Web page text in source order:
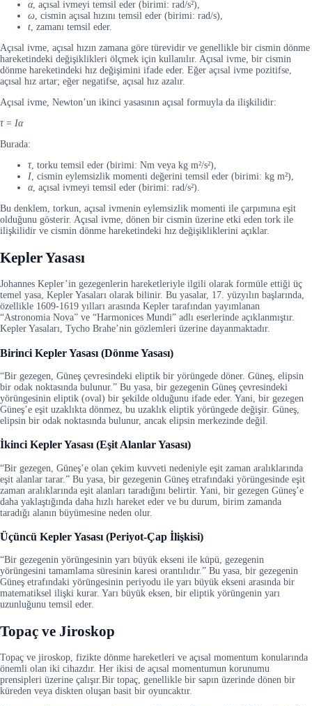
α, açısal ivmeyi temsil eder (birimi: rad/s²),
ω, cismin açısal hızını temsil eder (birimi: rad/s),
t, zamanı temsil eder.
Açısal ivme, açısal hızın zamana göre türevidir ve genellikle bir cismin dönme
hareketindeki değişiklikleri ölçmek için kullanılır. Açısal ivme, bir cismin
dönme hareketindeki hız değişimini ifade eder. Eğer açısal ivme pozitifse,
açısal hız artar; eğer negatifse, açısal hız azalır.
Açısal ivme, Newton’un ikinci yasasının açısal formuyla da ilişkilidir:
τ= Iα
Burada:
τ, torku temsil eder (birimi: Nm veya kg m²/s²),
I, cismin eylemsizlik momenti değerini temsil eder (birimi: kg m²),
α, açısal ivmeyi temsil eder (birimi: rad/s²).
Bu denklem, torkun, açısal ivmenin eylemsizlik momenti ile çarpımına eşit
olduğunu gösterir. Açısal ivme, dönen bir cismin üzerine etki eden tork ile
ilişkilidir ve cismin dönme hareketindeki hız değişikliklerini açıklar.
Kepler Yasası
Johannes Kepler’in gezegenlerin hareketleriyle ilgili olarak formüle ettiği üç
temel yasa, Kepler Yasaları olarak bilinir. Bu yasalar, 17. yüzyılın başlarında,
özellikle 1609-1619 yılları arasında Kepler tarafından yayımlanan
“Astronomia Nova” ve “Harmonices Mundi” adlı eserlerinde açıklanmıştır.
Kepler Yasaları, Tycho Brahe’nin gözlemleri üzerine dayanmaktadır.
Birinci Kepler Yasası (Dönme Yasası)
“Bir gezegen, Güneş çevresindeki eliptik bir yörüngede döner. Güneş, elipsin
bir odak noktasında bulunur.” Bu yasa, bir gezegenin Güneş çevresindeki
yörüngesinin eliptik (oval) bir şekilde olduğunu ifade eder. Yani, bir gezegen
Güneş’e eşit uzaklıkta dönmez, bu uzaklık eliptik yörüngede değişir. Güneş,
elipsin bir odak noktasında bulunur, ancak elipsin merkezinde değil.
İkinci Kepler Yasası (Eşit Alanlar Yasası)
“Bir gezegen, Güneş’e olan çekim kuvveti nedeniyle eşit zaman aralıklarında
eşit alanlar tarar.” Bu yasa, bir gezegenin Güneş etrafındaki yörüngesinde eşit
zaman aralıklarında eşit alanları taradığını belirtir. Yani, bir gezegen Güneş’e
daha yaklaştığında daha hızlı hareket eder ve bu durum, birim zamanda
taradığı alanın büyümesine neden olur.
Üçüncü Kepler Yasası (Periyot-Çap İlişkisi)
“Bir gezegenin yörüngesinin yarı büyük ekseni ile küpü, gezegenin
yörüngesini tamamlama süresinin karesi orantılıdır.” Bu yasa, bir gezegenin
Güneş etrafındaki yörüngesinin periyodu ile yarı büyük ekseni arasında bir
matematiksel ilişki kurar. Yarı büyük eksen, bir eliptik yörüngenin yarı
uzunluğunu temsil eder.
Topaç ve Jiroskop
Topaç ve jiroskop, fizikte dönme hareketleri ve açısal momentum konularında
önemli olan iki cihazdır. Her ikisi de açısal momentumun korunumu
prensipleri üzerine çalışır.Bir topaç, genellikle bir sapın üzerinde dönen bir
küreden veya diskten oluşan basit bir oyuncaktır.